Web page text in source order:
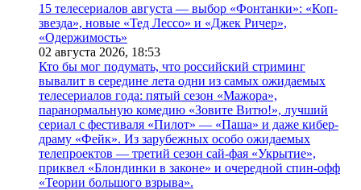
15 телесериалов августа — выбор «Фонтанки»: «Коп-
звезда», новые «Тед Лессо» и «Джек Ричер»,
«Одержимость»
02 августа 2026, 18:53
Кто бы мог подумать, что российский стриминг
вывалит в середине лета одни из самых ожидаемых
телесериалов года: пятый сезон «Мажора»,
паранормальную комедию «Зовите Витю!», лучший
сериал с фестиваля «Пилот» — «Паша» и даже кибер-
драму «Фейк». Из зарубежных особо ожидаемых
телепроектов — третий сезон сай-фая «Укрытие»,
приквел «Блондинки в законе» и очередной спин-офф
«Теории большого взрыва».